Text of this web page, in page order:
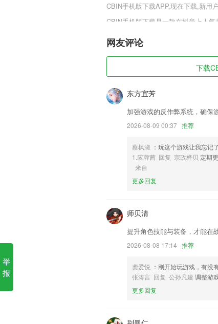
CBIN手机版下载APP,现在下载,新用
CBIN手机版下载是一款在抖音上人
法，体验不一样的侦探剧情解谜游戏哦
CBIN手机版下载软件特色
1,既权威、理性、丰富，又生动、活
2,使用起来非常简单，适合所有人使
3,丰富多样的舞蹈赛事等你来参加，
4,个人邮箱：可关联QQ邮箱、网易
5,真正的做到让识别变得非常简单
6,各方面的知识这里全都能找到，
CBIN手机版下载软件优势
2.英语音标，整理了音标的知识，帮
3.：对收藏的题目重点练习
4.收录了多位虎妈狼爸的新鲜资讯，
5.平台会有超多丰富的内容提供给
6.每一种进入大脑的资料，不论是
意象、节奏、音符等，都可以成为一
网友评论
下载
东方宜芳
加强游戏的反作弊系统，确保
2026-08-09 00:37 推荐
蔡枫淑 ：玩这个游戏让我忘记
1.应蓉茜 回复 宗政桦贝 定期
来自
更多回复
师贝清
提升角色技能与装备，才能在
2026-08-08 17:14 推荐
龚爱悦 ：刚开始玩游戏，有没
张涛言 回复 公孙凡建 调整游
更多回复
举
报